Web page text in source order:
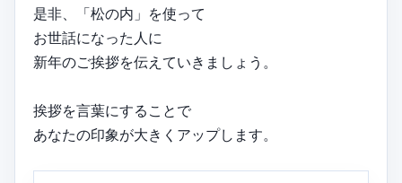
是非、「松の内」を使って
お世話になった人に
新年のご挨拶を伝えていきましょう。
挨拶を言葉にすることで
あなたの印象が大きくアップします。